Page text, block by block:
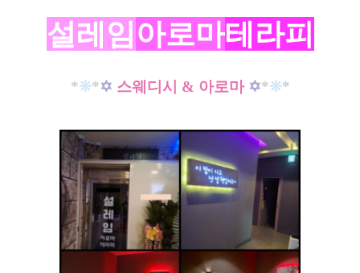
설레임아로마테라피
*❊*✡ 스웨디시 & 아로마 ✡*❊*